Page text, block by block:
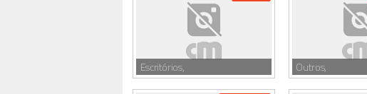
Escritórios, Outros,